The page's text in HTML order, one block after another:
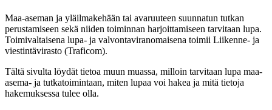
Maa-aseman ja yläilmakehään tai avaruuteen suunnatun tutkan
perustamiseen sekä niiden toiminnan harjoittamiseen tarvitaan lupa.
Toimivaltaisena lupa- ja valvontaviranomaisena toimii Liikenne- ja
viestintävirasto (Traficom).
Tältä sivulta löydät tietoa muun muassa, milloin tarvitaan lupa maa-
asema- ja tutkatoimintaan, miten lupaa voi hakea ja mitä tietoja
hakemuksessa tulee olla.